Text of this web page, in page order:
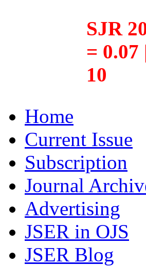
SJR
= 0.07
10
Home
Current Issue
Subscription
Journal
Advertising
JSER in OJS
JSER Blog